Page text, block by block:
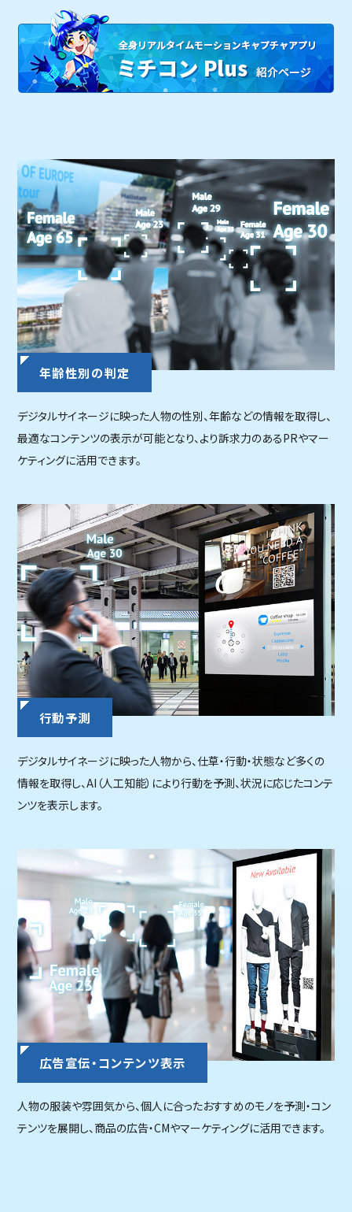
年齢性別の判定
デジタルサイネージに映った人物の性別、年齢などの情報を取得し、
最適なコンテンツの表示が可能となり、より訴求力のあるPRやマー
ケティングに活用できます。
行動予測
デジタルサイネージに映った人物から、仕草・行動・状態など多くの
情報を取得し、AI（人工知能）により行動を予測、状況に応じたコンテ
ンツを表示します。
広告宣伝・コンテンツ表示
人物の服装や雰囲気から、個人に合ったおすすめのモノを予測・コン
テンツを展開し、商品の広告・CMやマーケティングに活用できます。